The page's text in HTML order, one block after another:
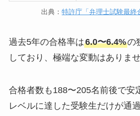
出典： 特許庁「弁理士試験最終
過去5年の合格率は6.0〜6.4%の
しており、極端な変動はありませ
合格者数も188〜205名前後で安
レベルに達した受験生だけが通